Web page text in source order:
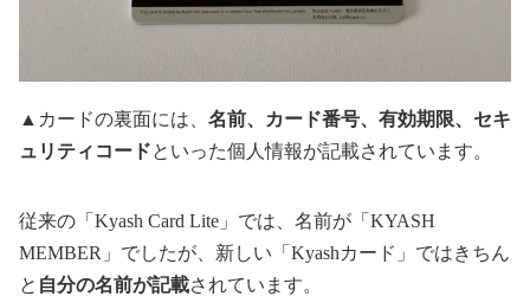
▲カードの裏面には、 名前、カード番号、有効期限、セキ
ュリティコードといった個人情報が記載されています。
従来の「Kyash Card Lite」では、名前が「KYASH
MEMBER」でしたが、新しい「Kyashカード」ではきちん
と 自分の名前が記載されています。